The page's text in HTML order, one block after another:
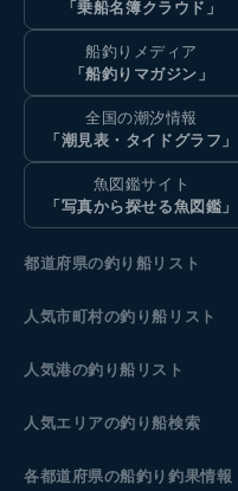
「乗船名簿クラウド」
船釣りメディア
「船釣りマガジン」
全国の潮汐情報
「潮見表・タイドグラフ」
魚図鑑サイト
「写真から探せる魚図鑑」
都道府県の釣り船リスト
人気市町村の釣り船リスト
人気港の釣り船リスト
人気エリアの釣り船検索
各都道府県の船釣り釣果情報